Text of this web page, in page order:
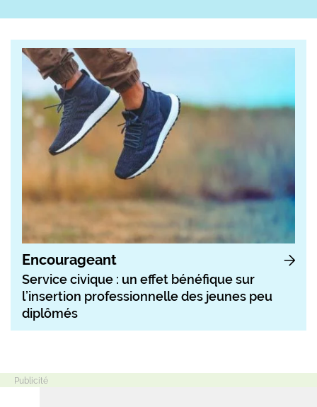
Encourageant
Service civique : un effet bénéfique sur
l’insertion professionnelle des jeunes peu
diplômés